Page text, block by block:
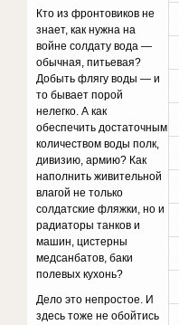
Кто из фронтовиков не
знает, как нужна на
войне солдату вода —
обычная, питьевая?
Добыть флягу воды — и
то бывает порой
нелегко. А как
обеспечить достаточным
количеством воды полк,
дивизию, армию? Как
наполнить живительной
влагой не только
солдатские фляжки, но и
радиаторы танков и
машин, цистерны
медсанбатов, баки
полевых кухонь?
Дело это непростое. И
здесь тоже не обойтись